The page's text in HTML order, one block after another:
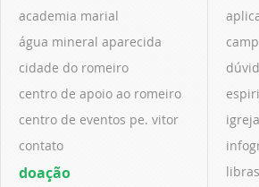
academia marial
água mineral aparecida
cidade do romeiro
centro de apoio ao romeiro
centro de eventos pe. vitor
contato
doação
igreja
libras